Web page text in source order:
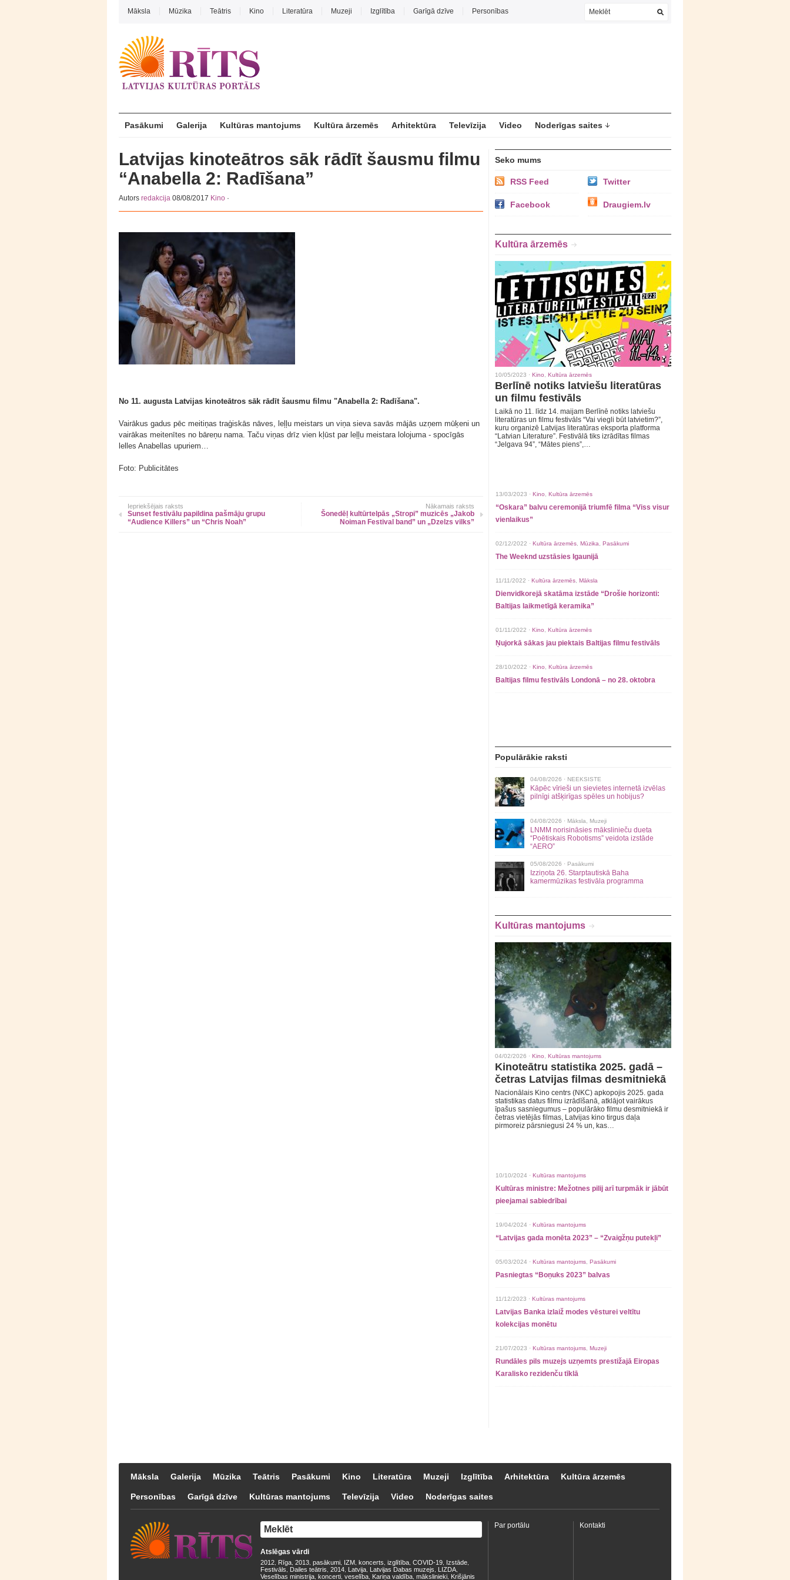
Māksla Mūzika Teātris Kino Literatūra Muzeji Izglītība Garīgā dzīve Personības
Pasākumi Galerija Kultūras mantojums Kultūra ārzemēs Arhitektūra Televīzija Video Noderīgas saites
Latvijas kinoteātros sāk rādīt šausmu filmu
“Anabella 2: Radīšana”
Autors redakcija 08/08/2017 Kino ·
No 11. augusta Latvijas kinoteātros sāk rādīt šausmu filmu "Anabella 2: Radīšana".
Vairākus gadus pēc meitiņas traģiskās nāves, leļļu meistars un viņa sieva savās mājās uzņem mūķeni un
vairākas meitenītes no bāreņu nama. Taču viņas drīz vien kļūst par leļļu meistara lolojuma - spocīgās
lelles Anabellas upuriem…
Foto: Publicitātes
Iepriekšējais raksts
Sunset festivālu papildina pašmāju grupu
“Audience Killers” un “Chris Noah”
Nākamais raksts
Šonedēļ kultūrtelpās „Stropi” muzicēs „Jakob
Noiman Festival band” un „Dzelzs vilks”
Seko mums
RSS Feed Twitter
Facebook Draugiem.lv
Kultūra ārzemēs
10/05/2023 · Kino Kultūra ārzemēs
Berlīnē notiks latviešu literatūras
un filmu festivāls
Laikā no 11. līdz 14. maijam Berlīnē notiks latviešu
literatūras un filmu festivāls “Vai viegli būt latvietim?”,
kuru organizē Latvijas literatūras eksporta platforma
“Latvian Literature”. Festivālā tiks izrādītas filmas
“Jelgava 94”, “Mātes piens”,…
13/03/2023 · Kino Kultūra ārzemēs
“Oskara” balvu ceremonijā triumfē filma “Viss visur
vienlaikus”
02/12/2022 · Kultūra ārzemēs Mūzika Pasākumi
The Weeknd uzstāsies Igaunijā
11/11/2022 · Kultūra ārzemēs Māksla
Dienvidkorejā skatāma izstāde “Drošie horizonti:
Baltijas laikmetīgā keramika”
01/11/2022 · Kino Kultūra ārzemēs
Ņujorkā sākas jau piektais Baltijas filmu festivāls
28/10/2022 · Kino Kultūra ārzemēs
Baltijas filmu festivāls Londonā – no 28. oktobra
Populārākie raksti
04/08/2026 · NEEKSISTE
Kāpēc vīrieši un sievietes internetā izvēlas
pilnīgi atšķirīgas spēles un hobijus?
04/08/2026 · Māksla Muzeji
LNMM norisināsies mākslinieču dueta
“Poētiskais Robotisms” veidota izstāde
“AERO”
05/08/2026 · Pasākumi
Izziņota 26. Starptautiskā Baha
kamermūzikas festivāla programma
Kultūras mantojums
04/02/2026 · Kino Kultūras mantojums
Kinoteātru statistika 2025. gadā –
četras Latvijas filmas desmitniekā
Nacionālais Kino centrs (NKC) apkopojis 2025. gada
statistikas datus filmu izrādīšanā, atklājot vairākus
īpašus sasniegumus – populārāko filmu desmitniekā ir
četras vietējās filmas, Latvijas kino tirgus daļa
pirmoreiz pārsniegusi 24 % un, kas…
10/10/2024 · Kultūras mantojums
Kultūras ministre: Mežotnes pilij arī turpmāk ir jābūt
pieejamai sabiedrībai
19/04/2024 · Kultūras mantojums
“Latvijas gada monēta 2023” – “Zvaigžņu putekļi”
05/03/2024 · Kultūras mantojums Pasākumi
Pasniegtas “Boņuks 2023” balvas
11/12/2023 · Kultūras mantojums
Latvijas Banka izlaiž modes vēsturei veltītu
kolekcijas monētu
21/07/2023 · Kultūras mantojums Muzeji
Rundāles pils muzejs uzņemts prestižajā Eiropas
Karalisko rezidenču tīklā
Māksla Galerija Mūzika Teātris Pasākumi Kino Literatūra Muzeji Izglītība Arhitektūra Kultūra ārzemēs
Personības Garīgā dzīve Kultūras mantojums Televīzija Video Noderīgas saites
Atslēgas vārdi
2012 Rīga 2013 pasākumi IZM koncerts izglītība COVID-19 Izstāde
Festivāls Dailes teātris 2014 Latvija Latvijas Dabas muzejs LIZDA
Veselības ministrija koncerti veselība Kariņa valdība mākslinieki Krišjānis
Par portālu Kontakti